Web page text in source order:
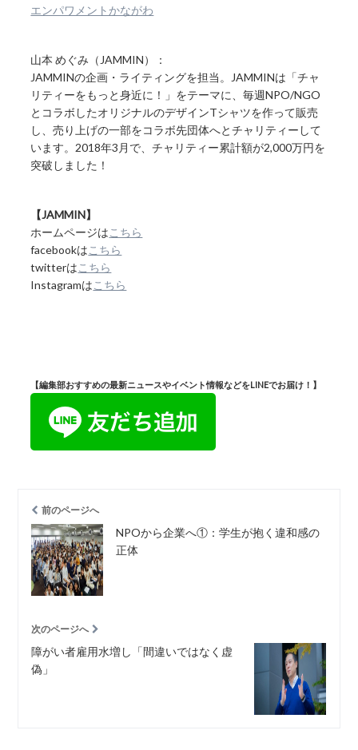
エンパワメントかながわ
山本 めぐみ（JAMMIN）：
JAMMINの企画・ライティングを担当。JAMMINは「チャ
リティーをもっと身近に！」をテーマに、毎週NPO/NGO
とコラボしたオリジナルのデザインTシャツを作って販売
し、売り上げの一部をコラボ先団体へとチャリティーして
います。2018年3月で、チャリティー累計額が2,000万円を
突破しました！
【JAMMIN】
ホームページはこちら
facebookはこちら
twitterはこちら
Instagramはこちら
【編集部おすすめの最新ニュースやイベント情報などをLINEでお届け！】
前のページへ
NPOから企業へ①：学生が抱く違和感の
正体
次のページへ
障がい者雇用水増し「間違いではなく虚
偽」